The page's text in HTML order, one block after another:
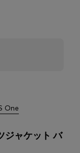
One
ジャケット バ